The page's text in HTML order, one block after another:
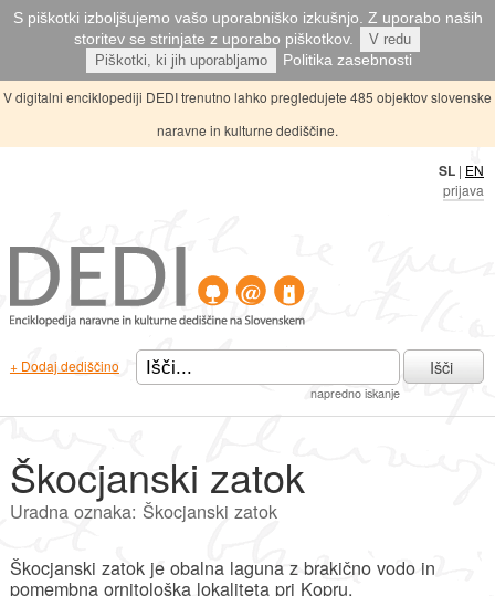
S piškotki izboljšujemo vašo uporabniško izkušnjo. Z uporabo naših
storitev se strinjate z uporabo piškotkov.
V redu
Piškotki, ki jih uporabljamo
Politika zasebnosti
V digitalni enciklopediji DEDI trenutno lahko pregledujete 485 objektov slovenske
naravne in kulturne dediščine.
SL | EN
prijava
+ Dodaj dediščino
napredno iskanje
Išči
Škocjanski zatok
Uradna oznaka: Škocjanski zatok
Škocjanski zatok je obalna laguna z brakično vodo in
pomembna ornitološka lokaliteta pri Kopru.